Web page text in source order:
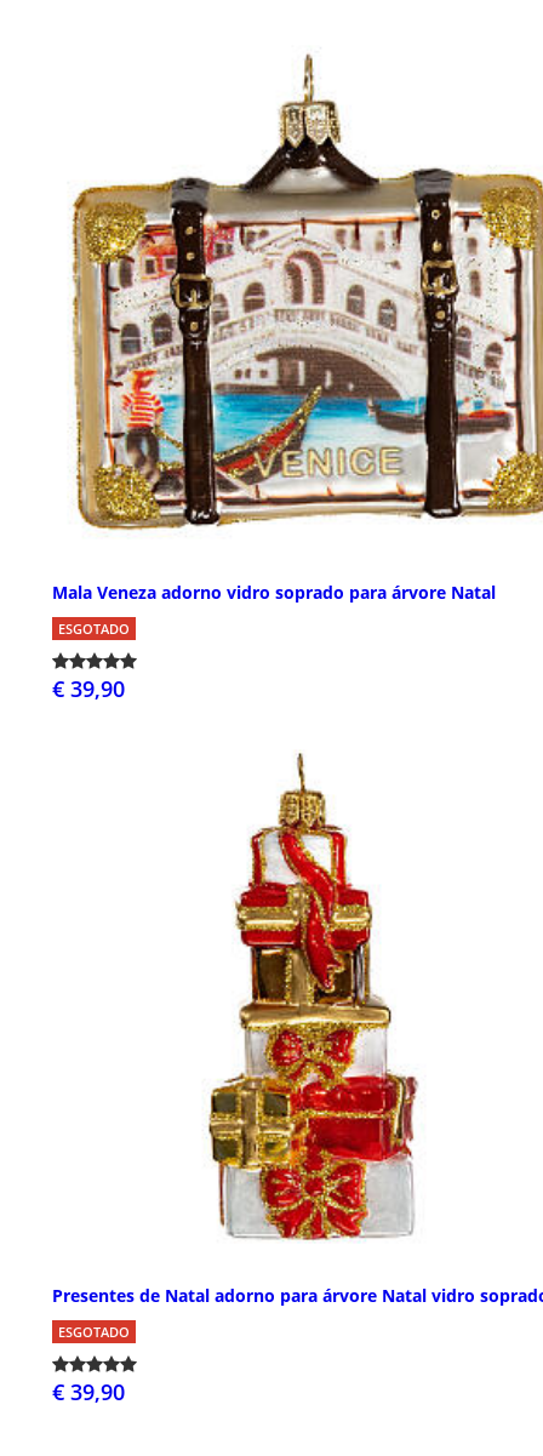
Mala Veneza adorno vidro soprado para árvore Natal
ESGOTADO
€ 39,90
Presentes de Natal adorno para árvore Natal vidro
ESGOTADO
€ 39,90